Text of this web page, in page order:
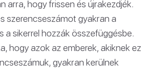
arra, hogy frissen és újrakezdjék.
szerencseszámot gyakran a
a sikerrel hozzák összefüggésbe.
hogy azok az emberek, akiknek ez
gyakran kerülnek